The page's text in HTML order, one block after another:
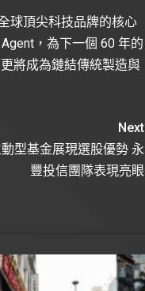
球頂尖科技品牌的核心
，為下一個 60 年的
將成為鏈結傳統製造與
Next
型基金展現選股優勢 永
豐投信團隊表現亮眼